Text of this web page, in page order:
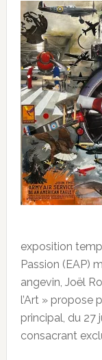
exposition
Passion (EAP)
angevin, Joël
l’Art » propose
principal, du 27
consacrant